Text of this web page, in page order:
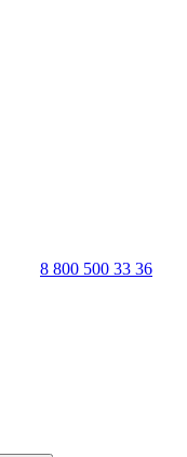
8 800 500 33 36